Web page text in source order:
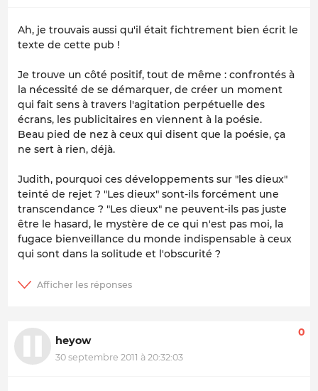
Ah, je trouvais aussi qu'il était fichtrement bien écrit le
texte de cette pub !
Je trouve un côté positif, tout de même : confrontés à
la nécessité de se démarquer, de créer un moment
qui fait sens à travers l'agitation perpétuelle des
écrans, les publicitaires en viennent à la poésie.
Beau pied de nez à ceux qui disent que la poésie, ça
ne sert à rien, déjà.
Judith, pourquoi ces développements sur "les dieux"
teinté de rejet ? "Les dieux" sont-ils forcément une
transcendance ? "Les dieux" ne peuvent-ils pas juste
être le hasard, le mystère de ce qui n'est pas moi, la
fugace bienveillance du monde indispensable à ceux
qui sont dans la solitude et l'obscurité ?
heyow
30 septembre 2011 à 20:32:03
0